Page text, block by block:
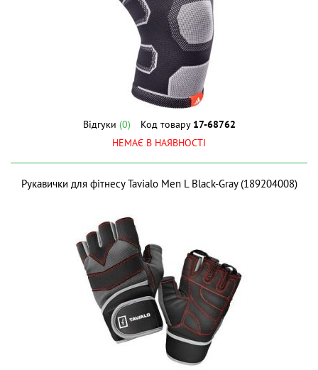
Відгуки (0) Код товару 17-68762
НЕМАЄ В НАЯВНОСТІ
Рукавички для фітнесу Tavialo Men L Black-Gray (189204008)